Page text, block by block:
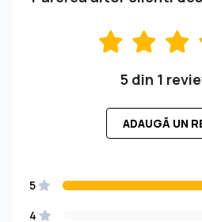
5 din 1
ADAUGĂ UN
5
4